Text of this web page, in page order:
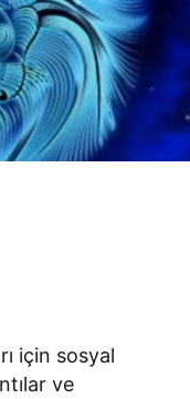
için sosyal
ve